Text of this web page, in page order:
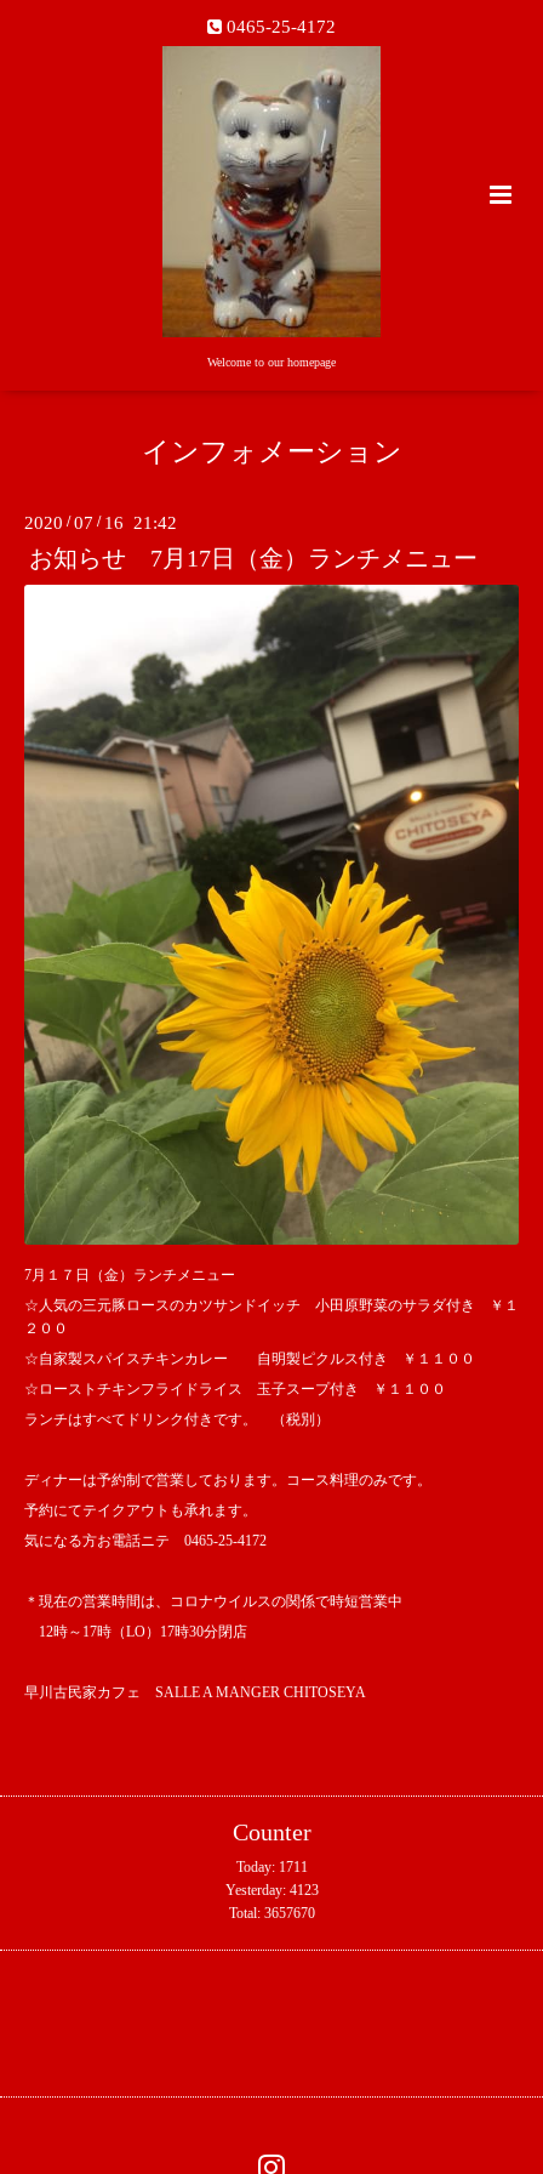
0465-25-4172
Welcome to our homepage
インフォメーション
2020 /07 / 16 21:42
お知らせ 7月17日（金）ランチメニュー
7月１７日（金）ランチメニュー
☆人気の三元豚ロースのカツサンドイッチ 小田原野菜のサラダ付き ￥１
２００
☆自家製スパイスチキンカレー 自明製ピクルス付き ￥１１００
☆ローストチキンフライドライス 玉子スープ付き ￥１１００
ランチはすべてドリンク付きです。 （税別）
ディナーは予約制で営業しております。コース料理のみです。
予約にてテイクアウトも承れます。
気になる方お電話ニテ 0465-25-4172
＊現在の営業時間は、コロナウイルスの関係で時短営業中
12時～17時（LO）17時30分閉店
早川古民家カフェ SALLE A MANGER CHITOSEYA
Counter
Today: 1711
Yesterday: 4123
Total: 3657670